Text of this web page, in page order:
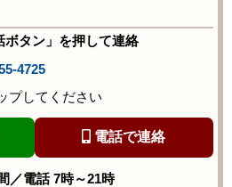
ボタン」を押して連絡
4725
プしてください
電話で連絡
／電話 7時～21時